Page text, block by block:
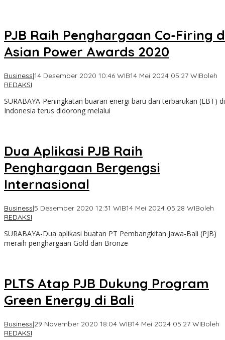
PJB Raih Penghargaan Co-Firing
Asian Power Awards 2020
Business|14 Desember 2020 10:46 WIB14 Mei 2024 05:27 WIBoleh
REDAKSI
SURABAYA-Peningkatan buaran energi baru dan terbarukan (EBT) di
Indonesia terus didorong melalui
Dua Aplikasi PJB Raih
Penghargaan Bergengsi
Internasional
Business|5 Desember 2020 12:31 WIB14 Mei 2024 05:28 WIBoleh
REDAKSI
SURABAYA-Dua aplikasi buatan PT Pembangkitan Jawa-Bali (PJB)
meraih penghargaan Gold dan Bronze
PLTS Atap PJB Dukung Program
Green Energy di Bali
Business|29 November 2020 18:04 WIB14 Mei 2024 05:27 WIBoleh
REDAKSI